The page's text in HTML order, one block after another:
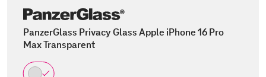
PanzerGlass Privacy Glass Apple iPhone 16 Pro
Max Transparent